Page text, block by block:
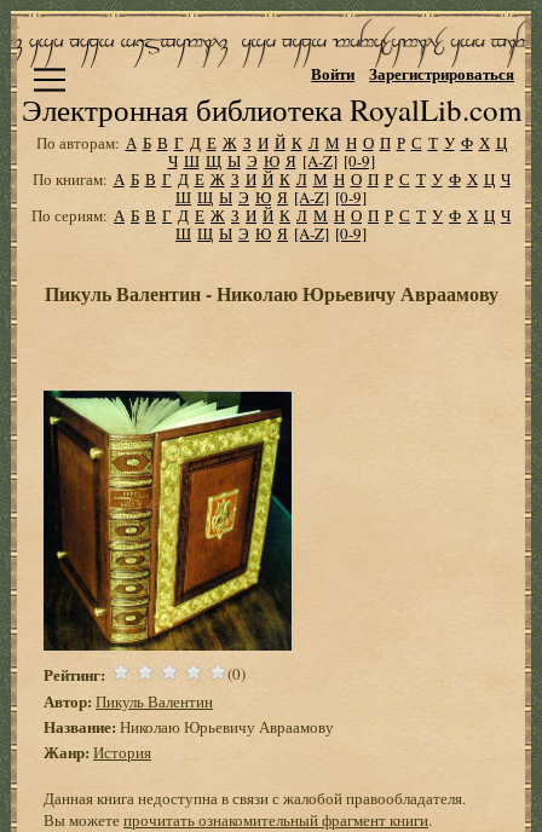
Электронная библиотека RoyalLib.com
Войти Зарегистрироваться
По авторам: А Б В Г Д Е Ж З И Й К Л М Н О П Р С Т У Ф Х Ц
Ч Ш Щ Ы Э Ю Я [A-Z] [0-9]
По книгам: А Б В Г Д Е Ж З И Й К Л М Н О П Р С Т У Ф Х Ц Ч
Ш Щ Ы Э Ю Я [A-Z] [0-9]
По сериям: А Б В Г Д Е Ж З И Й К Л М Н О П Р С Т У Ф Х Ц Ч
Ш Щ Ы Э Ю Я [A-Z] [0-9]
Пикуль Валентин - Николаю Юрьевичу Авраамову
Рейтинг: (0)
Автор: Пикуль Валентин
Название: Николаю Юрьевичу Авраамову
Жанр: История
Данная книга недоступна в связи с жалобой правообладателя.
Вы можетепрочитать ознакомительный фрагмент книги.